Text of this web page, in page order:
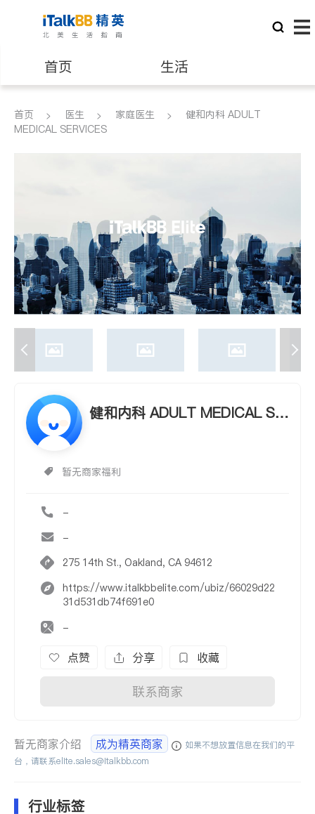
首页 生活
医生 律师
养老 非盈利组织
首页 医生 家庭医生
健和内科 ADULT
MEDICAL SERVICES
健和内科 ADULT MEDICAL SE
暂无商家福利
-
-
275 14th St., Oakland, CA 94612
https://www.italkbbelite.com/ubiz/66029d22
31d531db74f691e0
-
点赞 分享 收藏
联系商家
暂无商家介绍 成为精英商家
如果不想放置信息在我们的平
台，请联系elite.sales@italkbb.com
行业标签